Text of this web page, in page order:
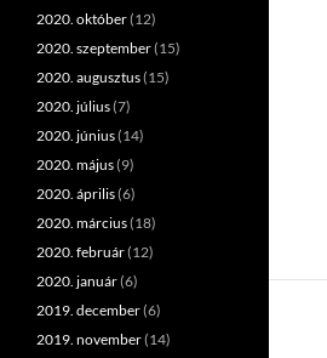
2020. október(12)
2020. szeptember(15)
2020. augusztus(15)
2020. július(7)
2020. június(14)
2020. május(9)
2020. április(6)
2020. március(18)
2020. február(12)
2020. január(6)
2019. december(6)
2019. november(14)